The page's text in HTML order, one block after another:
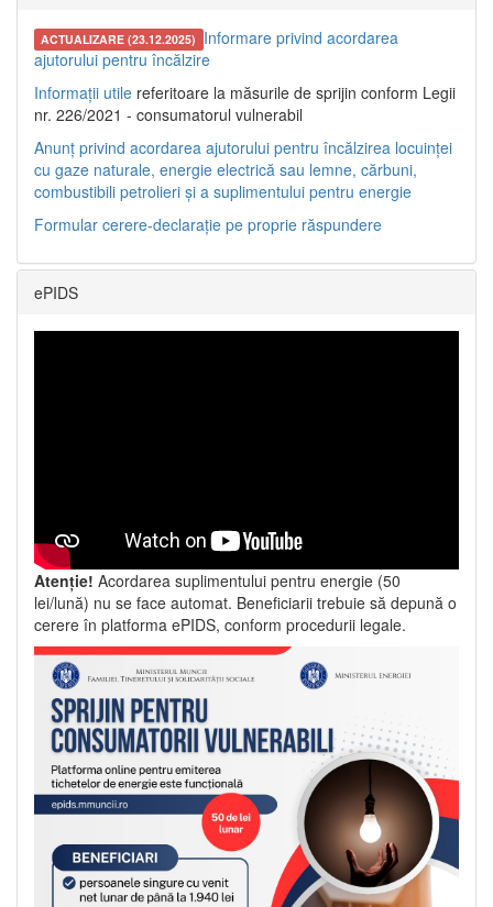
ACTUALIZARE (23.12.2025) Informare privind acordarea
ajutorului pentru încălzire
Informații utile referitoare la măsurile de sprijin conform Legii
nr. 226/2021 - consumatorul vulnerabil
Anunț privind acordarea ajutorului pentru încălzirea locuinței
cu gaze naturale, energie electrică sau lemne, cărbuni,
combustibili petrolieri și a suplimentului pentru energie
Formular cerere-declarație pe proprie răspundere
ePIDS
Atenție! Acordarea suplimentului pentru energie (50
lei/lună) nu se face automat. Beneficiarii trebuie să depună o
cerere în platforma ePIDS, conform procedurii legale.